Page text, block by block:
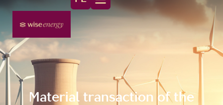
Material transaction of the